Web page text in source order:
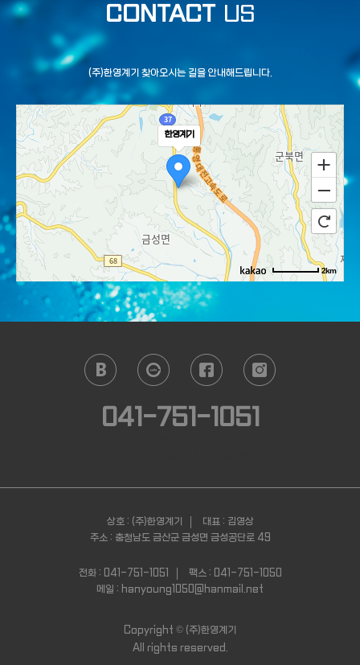
CONTACT US
(주)한영계기 찾아오시는 길을 안내해드립니다.
한영계기
2km
041-751-1051
상호 : (주)한영계기
대표 : 김영상
주소 : 충청남도 금산군 금성면 금성공단로 49
전화 : 041-751-1051
팩스 : 041-751-1050
메일 : hanyoung1050@hanmail.net
Copyright © (주)한영계기
All rights reserved.